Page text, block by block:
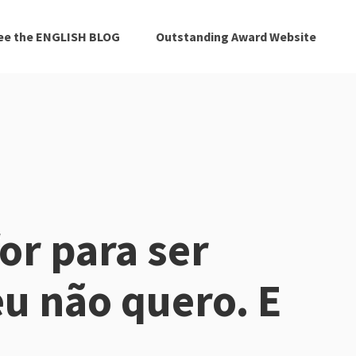
the ENGLISH BLOG Outstanding Award Website
para ser
não quero. E